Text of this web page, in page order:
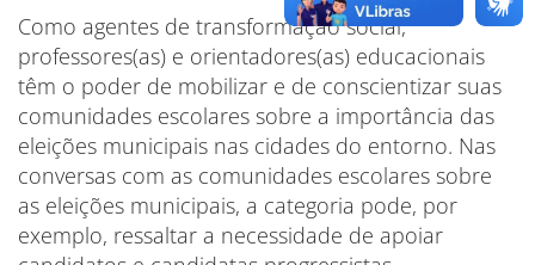
Como agentes de transformação social,
professores(as) e orientadores(as) educacionais
têm o poder de mobilizar e de conscientizar suas
comunidades escolares sobre a importância das
eleições municipais nas cidades do entorno. Nas
conversas com as comunidades escolares sobre
as eleições municipais, a categoria pode, por
exemplo, ressaltar a necessidade de apoiar